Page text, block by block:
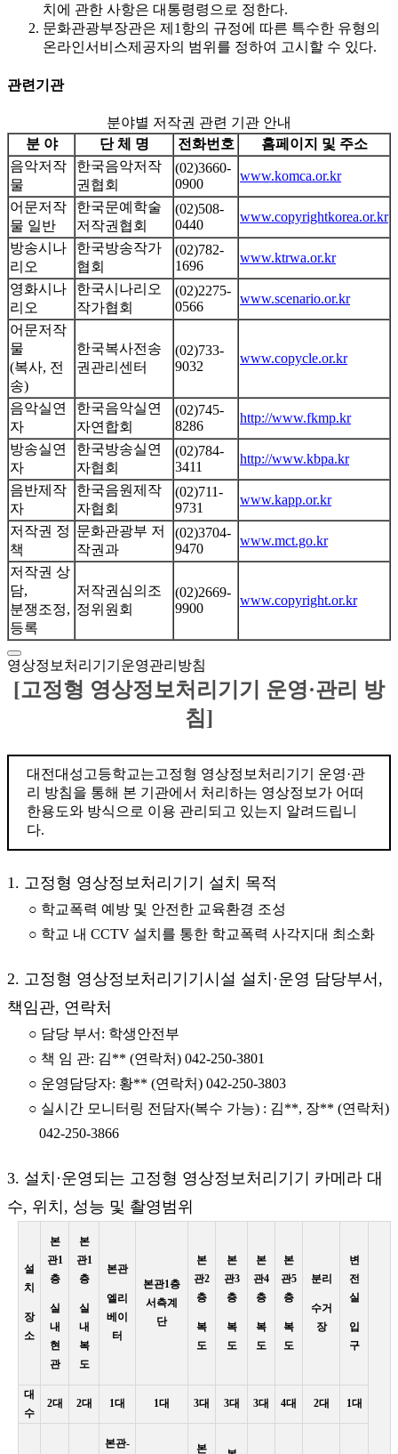
치에 관한 사항은 대통령령으로 정한다.
문화관광부장관은 제1항의 규정에 따른 특수한 유형의
온라인서비스제공자의 범위를 정하여 고시할 수 있다.
관련기관
분야별 저작권 관련 기관 안내
분 야
단 체 명 전화번호
홈페이지 및 주소
음악저작
물
한국음악저작
권협회
(02)3660-
0900
www.komca.or.kr
어문저작
물 일반
한국문예학술
저작권협회
(02)508-
0440
www.copyrightkorea.or.kr
방송시나
리오
한국방송작가
협회
(02)782-
1696
www.ktrwa.or.kr
영화시나
리오
한국시나리오
작가협회
(02)2275-
0566
www.scenario.or.kr
어문저작
물
(복사, 전
송)
한국복사전송
권관리센터
(02)733-
9032
www.copycle.or.kr
음악실연
자
한국음악실연
자연합회
(02)745-
8286
http://www.fkmp.kr
방송실연
자
한국방송실연
자협회
(02)784-
3411
http://www.kbpa.kr
음반제작
자
한국음원제작
자협회
(02)711-
9731
www.kapp.or.kr
저작권 정
책
문화관광부 저
작권과
(02)3704-
9470
www.mct.go.kr
저작권 상
담,
분쟁조정,
등록
저작권심의조
정위원회
(02)2669-
9900
www.copyright.or.kr
영상정보처리기기운영관리방침
[고정형 영상정보처리기기 운영·관리 방
침]
대전대성고등학교는고정형 영상정보처리기기 운영·관
리 방침을 통해 본 기관에서 처리하는 영상정보가 어떠
한용도와 방식으로 이용 관리되고 있는지 알려드립니
다.
1. 고정형 영상정보처리기기 설치 목적
○ 학교폭력 예방 및 안전한 교육환경 조성
○ 학교 내 CCTV 설치를 통한 학교폭력 사각지대 최소화
2. 고정형 영상정보처리기기시설 설치·운영 담당부서,
책임관, 연락처
○ 담당 부서: 학생안전부
○ 책 임 관: 김** (연락처) 042-250-3801
○ 운영담당자: 황** (연락처) 042-250-3803
○ 실시간 모니터링 전담자(복수 가능) : 김**, 장** (연락처)
042-250-3866
3. 설치·운영되는 고정형 영상정보처리기기 카메라 대
수, 위치, 성능 및 촬영범위
설
치
장
소
본
관1
층
실
내
현
관
본
관1
층
실
내
복
도
본관
엘리
베이
터
본관1층
서측계
단
본
관2
층
복
도
본
관3
층
복
도
본
관4
층
복
도
본
관5
층
복
도
분리
수거
장
변
전
실
입
구
대
수
2대 2대 1대 1대 3대 3대 3대 4대 2대 1대
본관- 본